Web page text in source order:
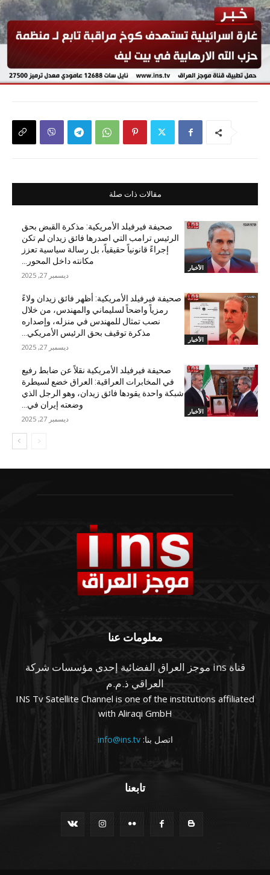
مقالات ذات صلة
الأخبار
صحيفة فيرفيلد الأمريكية: مذكرة القبض بحق
الرئيس ترامب التي اصدرها فائق زيدان لم تكن
إجراءً قانونياً حقيقياً، بل رسالة سياسية تعزز
مكانته داخل المحور...
ديسمبر 27, 2025
الأخبار
صحيفة فيرفيلد الأمريكية: أظهر فائق زيدان ولاءً
رمزياً واضحاً لسليماني والمهندس، من خلال
نصب تمثال للمهندس في منزله، وإصداره
مذكرة توقيف بحق الرئيس الأمريكي...
ديسمبر 27, 2025
الأخبار
صحيفة فيرفيلد الأمريكية نقلاً عن ضابط رفيع
في المخابرات العراقية: العراق خضع لسيطرة
شبكة واحدة يقودها فائق زيدان، وهو الرجل الذي
وضعته إيران في...
ديسمبر 27, 2025
معلومات عنا
قناة ins موجز العراق الفضائية إحدى مؤسسات شركة
العراقي ذ.م.م
INS Tv Satellite Channel is one of the institutions affiliated
with Aliraqi GmbH
اتصل بنا:info@ins.tv
تابعنا